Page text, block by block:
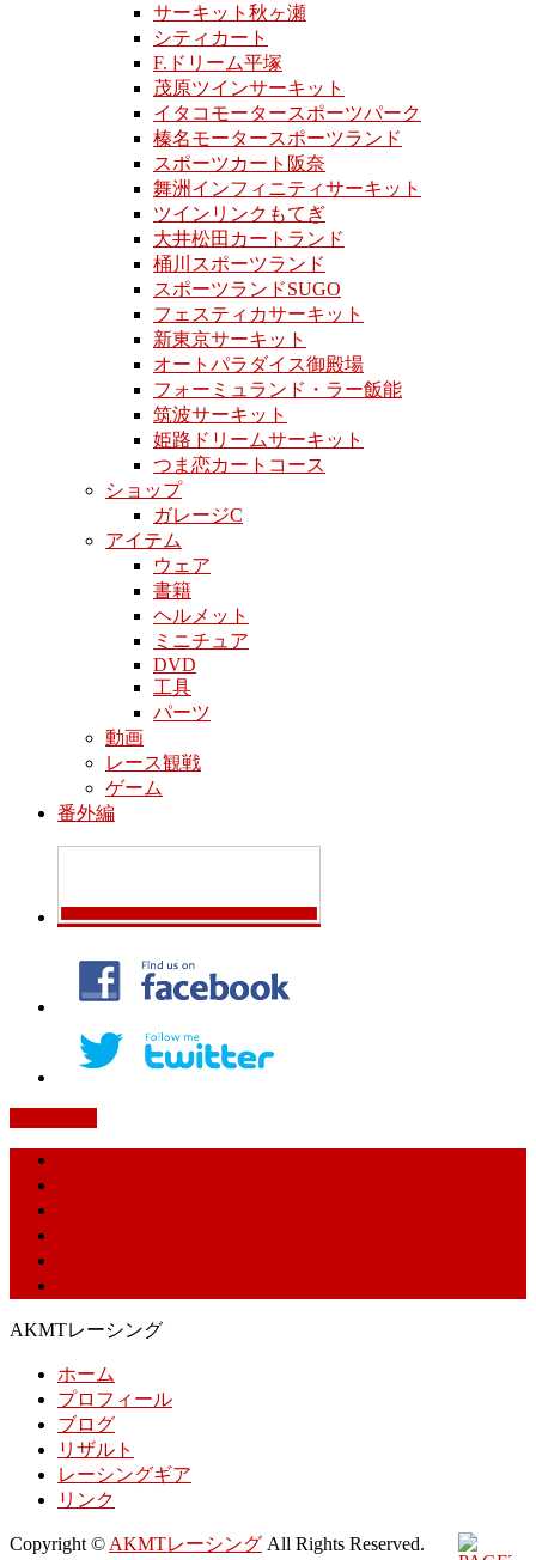
サーキット秋ヶ瀬
シティカート
F.ドリーム平塚
茂原ツインサーキット
イタコモータースポーツパーク
榛名モータースポーツランド
スポーツカート阪奈
舞洲インフィニティサーキット
ツインリンクもてぎ
大井松田カートランド
桶川スポーツランド
スポーツランドSUGO
フェスティカサーキット
新東京サーキット
オートパラダイス御殿場
フォーミュランド・ラー飯能
筑波サーキット
姫路ドリームサーキット
つま恋カートコース
ショップ
ガレージC
アイテム
ウェア
書籍
ヘルメット
ミニチュア
DVD
工具
パーツ
動画
レース観戦
ゲーム
番外編
AKMTレーシング
ホーム
プロフィール
ブログ
リザルト
レーシングギア
リンク
Copyright © AKMTレーシング All Rights Reserved.